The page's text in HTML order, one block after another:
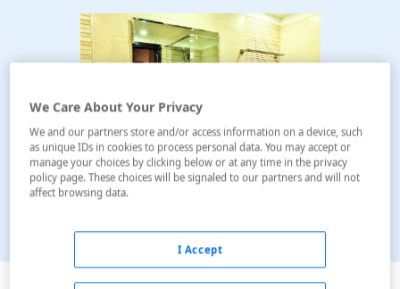
Ver en el mapa
We Care About Your Privacy
We and our partners store and/or access information on a device, such
as unique IDs in cookies to process personal data. You may accept or
manage your choices by clicking below or at any time in the privacy
policy page. These choices will be signaled to our partners and will not
affect browsing data.
I Accept